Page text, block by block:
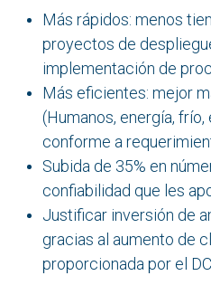
Más rápidos: menos
proyectos de
implementación de
Más eficientes: mejor
(Humanos, energía,
conforme a
Subida de 35% en
confiabilidad que les
Justificar inversión de
gracias al aumento de
proporcionada por el